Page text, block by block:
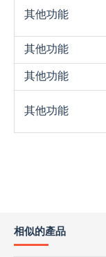
其他功能
其他功能
其他功能
其他功能
相似的產品